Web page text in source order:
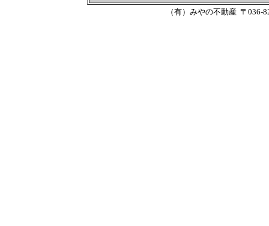
（有）みやの不動産 〒